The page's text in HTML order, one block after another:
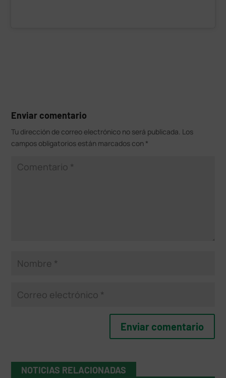
Enviar comentario
Tu dirección de correo electrónico no será publicada. Los
campos obligatorios están marcados con *
NOTICIAS RELACIONADAS